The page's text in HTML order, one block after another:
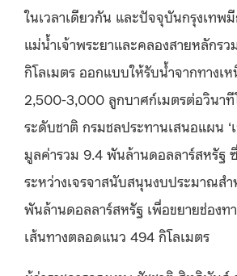
ในเวลาเดียวกัน และปัจจุบันกรุงเทพ
แม่น้ำเจ้าพระยาและคลองสายหลักร
กิโลเมตร ออกแบบให้รับน้ำจากทางเ
2,500-3,000 ลูกบาศก์เมตรต่อวินาที
ระดับชาติ กรมชลประทานเสนอแผน ‘
มูลค่ารวม 9.4 พันล้านดอลลาร์สหรัฐ
ระหว่างเจรจาสนับสนุนงบประมาณส
พันล้านดอลลาร์สหรัฐ เพื่อขยายช่องท
เส้นทางตลอดแนว 494 กิโลเมตร